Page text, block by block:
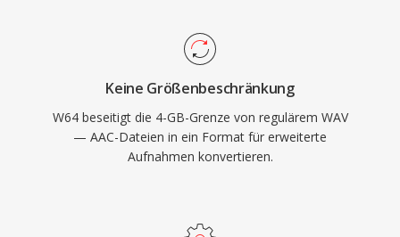
bieten native W64-Unterstützung für nahtlosen
Import und Export. Für Tontechniker und
Produzenten, die regelmäßig mit langen,
hochqualitativen Aufnahmen arbeiten, bietet
W64 die Zuverlässigkeit und Einfachheit von
Keine Größenbeschränkung
W64 beseitigt die 4-GB-Grenze von regulärem WAV
— AAC-Dateien in ein Format für erweiterte
Aufnahmen konvertieren.